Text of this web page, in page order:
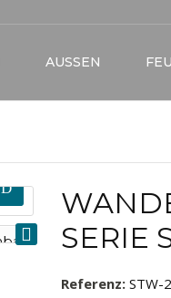
AUSSEN
SERIE
Referenz: STW-